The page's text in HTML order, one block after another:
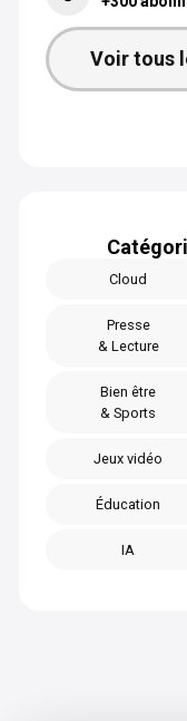
Voir tous
Cloud
Presse
& Lecture
Bien être
& Sports
Jeux vidéo
Éducation
IA